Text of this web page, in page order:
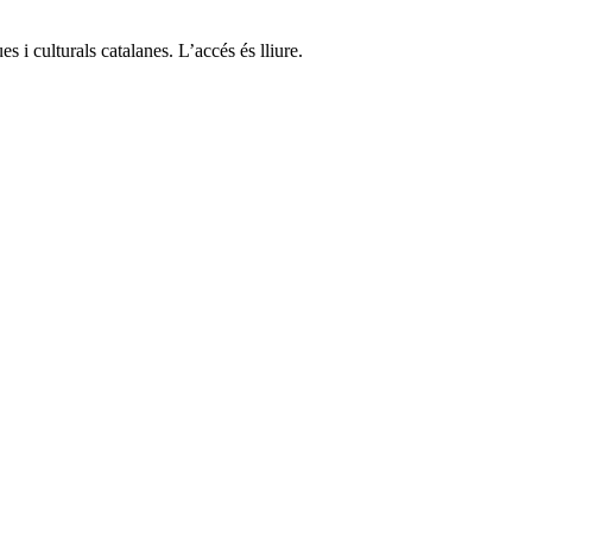
i culturals catalanes. L’accés és lliure.